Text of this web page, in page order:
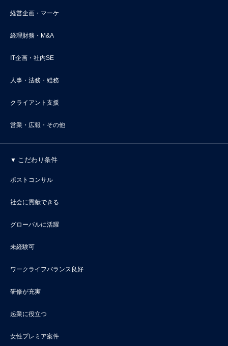
経営企画・マーケ
経理財務・M&A
IT企画・社内SE
人事・法務・総務
クライアント支援
営業・広報・その他
こだわり条件
ポストコンサル
社会に貢献できる
グローバルに活躍
未経験可
ワークライフバランス良好
研修が充実
起業に役立つ
女性プレミア案件